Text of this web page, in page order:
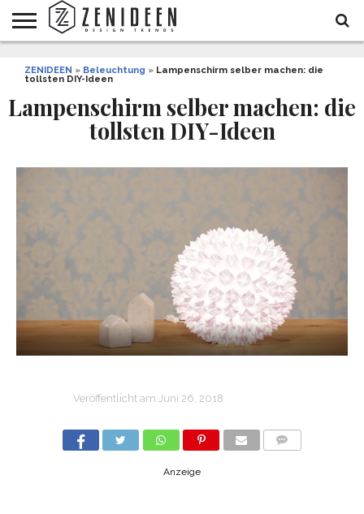
INNENDESIGN
ARCHITEKTUR
GARTEN
UND
LIFESTYLE
DEKO
&
DIY
STYLE
REZEPTE
GESUNDHEIT
WEIHNACHTEN
ZENIDEEN » Beleuchtung » Lampenschirm selber machen: die
tollsten DIY-Ideen
Lampenschirm selber machen: die
tollsten DIY-Ideen
Veröffentlicht am Juni 26, 2018
Anzeige